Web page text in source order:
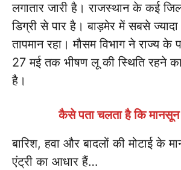
लगातार जारी है। राजस्थान के कई
डिग्री से पार है। बाड़मेर में सबसे
तापमान रहा। मौसम विभाग ने राज्य के
27 मई तक भीषण लू की स्थिति रहने का
है।
कैसे पता चलता है कि
बारिश, हवा और बादलों की मोटाई के
एंट्री का आधार हैं…